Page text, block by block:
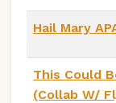
Hail Mary
This Could
(Collab W/